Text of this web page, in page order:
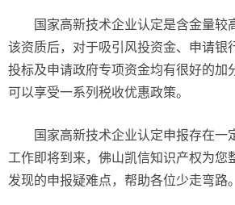
国家高新技术企业认定是含金量较
该资质后，对于吸引风投资金、申请银
投标及申请政府专项资金均有很好的加
可以享受一系列税收优惠政策。
国家高新技术企业认定申报存在一
工作即将到来，佛山凯信知识产权为您
发现的申报疑难点，帮助各位少走弯路。